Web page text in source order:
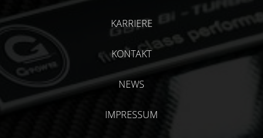
KARRIERE
KONTAKT
NEWS
IMPRESSUM